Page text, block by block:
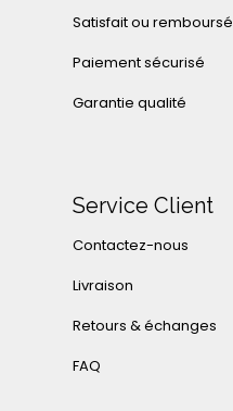
Satisfait ou remboursé
Paiement sécurisé
Garantie qualité
Service Client
Contactez-nous
Livraison
Retours & échanges
FAQ